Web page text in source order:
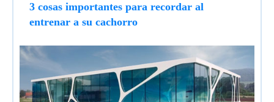
3 cosas importantes para recordar al
entrenar a su cachorro